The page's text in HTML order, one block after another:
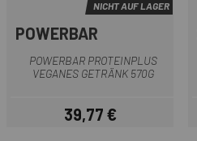
NICHT AUF LAGER
POWERBAR
POWERBAR PROTEINPLUS
VEGANES GETRÄNK 570G
Preis
39,77 €